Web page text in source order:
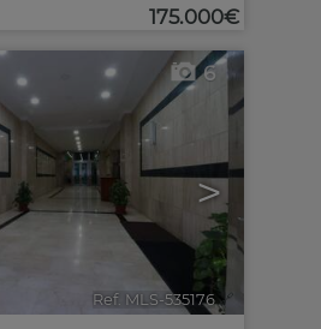
175.000€
>
6
Ref. MLS-535176 🔗